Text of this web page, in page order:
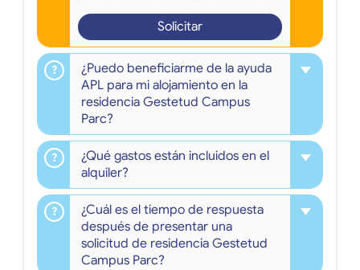
Solicitar
¿Puedo beneficiarme de la ayuda
APL para mi alojamiento en la
residencia Gestetud Campus
Parc?
¿Qué gastos están incluidos en el
alquiler?
¿Cuál es el tiempo de respuesta
después de presentar una
solicitud de residencia Gestetud
Campus Parc?